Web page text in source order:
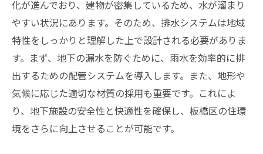
化が進んでおり、建物が密集しているため、水が溜まり
やすい状況にあります。そのため、排水システムは地域
特性をしっかりと理解した上で設計される必要がありま
す。まず、地下の漏水を防ぐために、雨水を効率的に排
出するための配管システムを導入します。また、地形や
気候に応じた適切な材質の採用も重要です。これによ
り、地下施設の安全性と快適性を確保し、板橋区の住環
境をさらに向上させることが可能です。